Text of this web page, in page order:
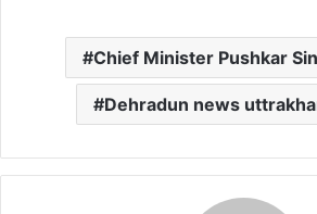
Chief Minister Pushkar
Dehradun news